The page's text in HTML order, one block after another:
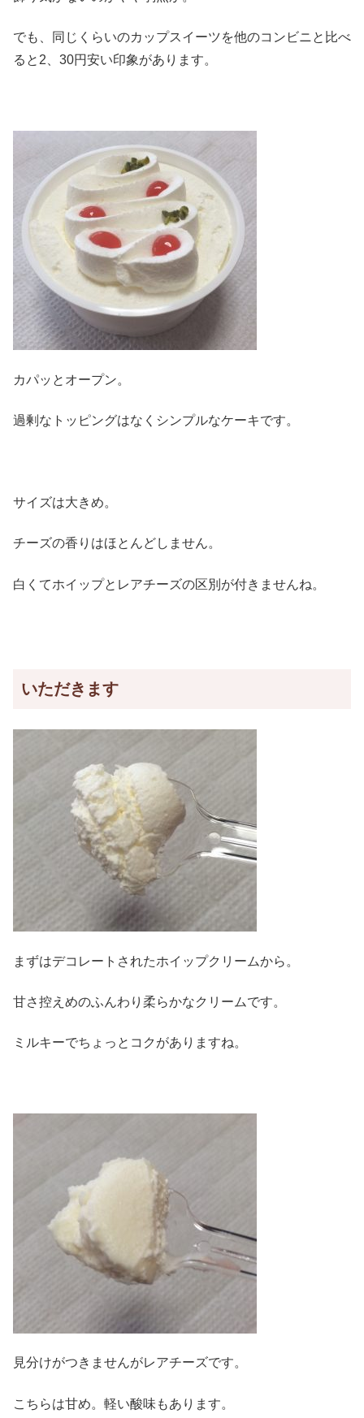
でも、同じくらいのカップスイーツを他のコンビニと比べ
ると2、30円安い印象があります。
カパッとオープン。
過剰なトッピングはなくシンプルなケーキです。
サイズは大きめ。
チーズの香りはほとんどしません。
白くてホイップとレアチーズの区別が付きませんね。
いただきます
まずはデコレートされたホイップクリームから。
甘さ控えめのふんわり柔らかなクリームです。
ミルキーでちょっとコクがありますね。
見分けがつきませんがレアチーズです。
こちらは甘め。軽い酸味もあります。